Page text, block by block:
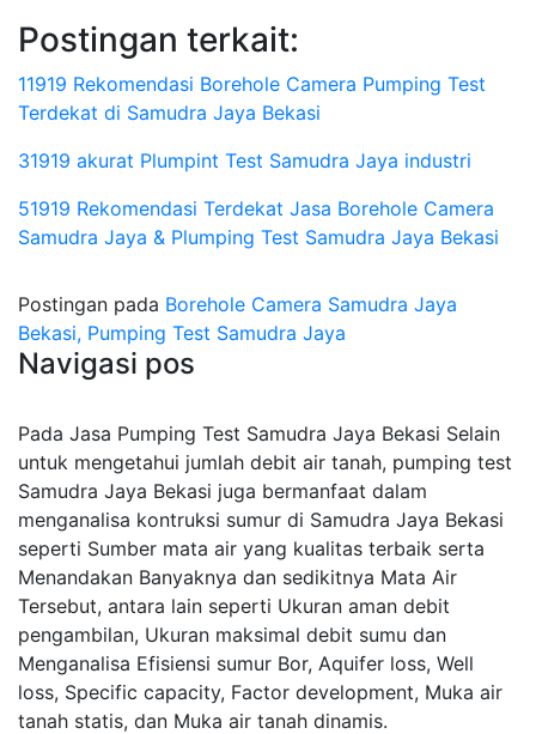
Postingan terkait:
11919 Rekomendasi Borehole Camera Pumping Test
Terdekat di Samudra Jaya Bekasi
31919 akurat Plumpint Test Samudra Jaya industri
51919 Rekomendasi Terdekat Jasa Borehole Camera
Samudra Jaya & Plumping Test Samudra Jaya Bekasi
Postingan pada Borehole Camera Samudra Jaya
Bekasi, Pumping Test Samudra Jaya
Navigasi pos
Pada Jasa Pumping Test Samudra Jaya Bekasi Selain
untuk mengetahui jumlah debit air tanah, pumping test
Samudra Jaya Bekasi juga bermanfaat dalam
menganalisa kontruksi sumur di Samudra Jaya Bekasi
seperti Sumber mata air yang kualitas terbaik serta
Menandakan Banyaknya dan sedikitnya Mata Air
Tersebut, antara lain seperti Ukuran aman debit
pengambilan, Ukuran maksimal debit sumu dan
Menganalisa Efisiensi sumur Bor, Aquifer loss, Well
loss, Specific capacity, Factor development, Muka air
tanah statis, dan Muka air tanah dinamis.